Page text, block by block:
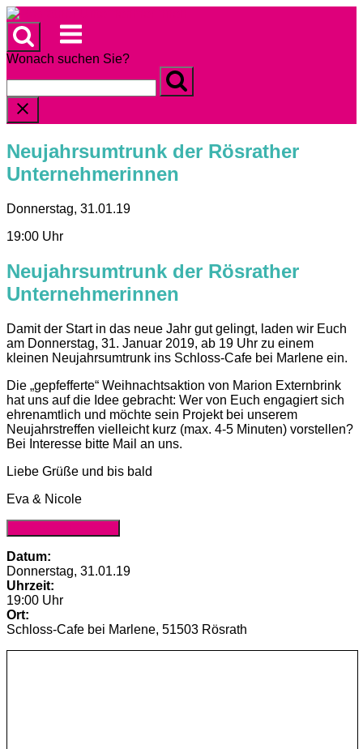
Skip
to
content
Menu
Wonach suchen Sie?
Neujahrsumtrunk der Rösrather
Unternehmerinnen
Donnerstag, 31.01.19
19:00 Uhr
Neujahrsumtrunk der Rösrather
Unternehmerinnen
Damit der Start in das neue Jahr gut gelingt, laden wir Euch
am Donnerstag, 31. Januar 2019, ab 19 Uhr zu einem
kleinen Neujahrsumtrunk ins Schloss-Cafe bei Marlene ein.
Die „gepfefferte“ Weihnachtsaktion von Marion Externbrink
hat uns auf die Idee gebracht: Wer von Euch engagiert sich
ehrenamtlich und möchte sein Projekt bei unserem
Neujahrstreffen vielleicht kurz (max. 4-5 Minuten) vorstellen?
Bei Interesse bitte Mail an uns.
Liebe Grüße und bis bald
Eva & Nicole
Datum:
Donnerstag, 31.01.19
Uhrzeit:
19:00 Uhr
Ort:
Schloss-Cafe bei Marlene, 51503 Rösrath